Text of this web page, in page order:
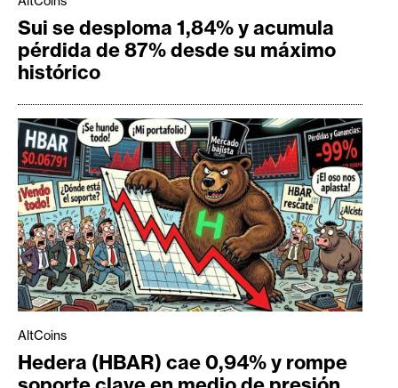
Sui se desploma 1,84% y acumula
pérdida de 87% desde su máximo
histórico
AltCoins
Hedera (HBAR) cae 0,94% y rompe